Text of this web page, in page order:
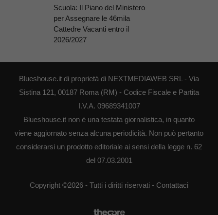
Scuola: Il Piano del Ministero
per Assegnare le 46mila
Cattedre Vacanti entro il
2026/2027
Blueshouse.it di proprietà di NEXTMEDIAWEB SRL - Via
Sistina 121, 00187 Roma (RM) - Codice Fiscale e Partita
I.V.A. 09689341007
Blueshouse.it non è una testata giornalistica, in quanto
viene aggiornato senza alcuna periodicità. Non può pertanto
considerarsi un prodotto editoriale ai sensi della legge n. 62
del 07.03.2001
Copyright ©2026 - Tutti i diritti riservati - Contattaci